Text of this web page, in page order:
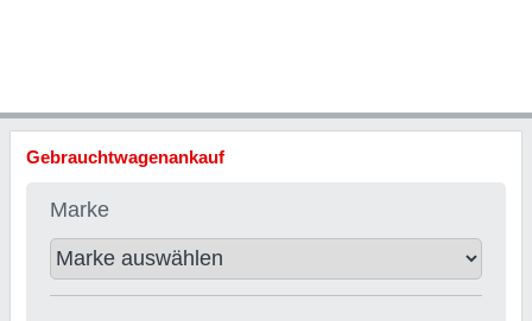
Gebrauchtwagenankauf
Marke